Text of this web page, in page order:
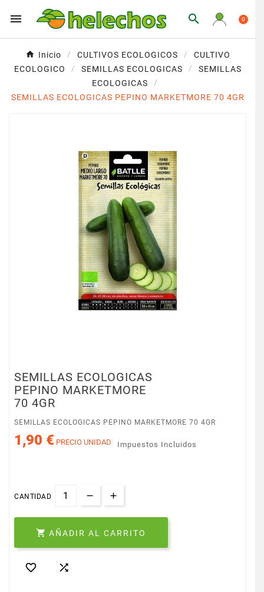
  0
Inicio CULTIVOS ECOLOGICOS
CULTIVO
ECOLOGICO
SEMILLAS ECOLOGICAS
SEMILLAS
ECOLOGICAS
SEMILLAS ECOLOGICAS PEPINO MARKETMORE 70 4GR
SEMILLAS ECOLOGICAS
PEPINO MARKETMORE
70 4GR
SEMILLAS ECOLOGICAS PEPINO MARKETMORE 70 4GR
1,90 € PRECIO UNIDAD Impuestos Incluidos
CANTIDAD
 AÑADIR AL CARRITO
 